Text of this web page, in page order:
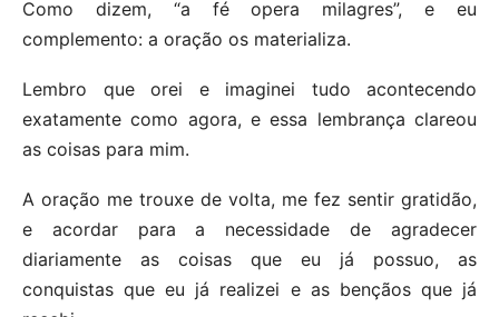
Como dizem, “a fé opera milagres”, e eu
complemento: a oração os materializa.
Lembro que orei e imaginei tudo acontecendo
exatamente como agora, e essa lembrança clareou
as coisas para mim.
A oração me trouxe de volta, me fez sentir gratidão,
e acordar para a necessidade de agradecer
diariamente as coisas que eu já possuo, as
conquistas que eu já realizei e as bençãos que já